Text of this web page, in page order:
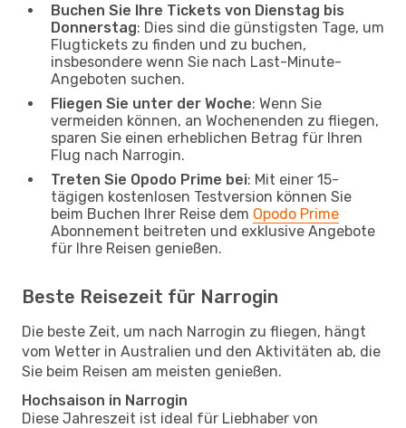
Buchen Sie Ihre Tickets von Dienstag bis
Donnerstag: Dies sind die günstigsten Tage, um
Flugtickets zu finden und zu buchen,
insbesondere wenn Sie nach Last-Minute-
Angeboten suchen.
Fliegen Sie unter der Woche: Wenn Sie
vermeiden können, an Wochenenden zu fliegen,
sparen Sie einen erheblichen Betrag für Ihren
Flug nach Narrogin.
Treten Sie Opodo Prime bei: Mit einer 15-
tägigen kostenlosen Testversion können Sie
beim Buchen Ihrer Reise dem Opodo Prime
Abonnement beitreten und exklusive Angebote
für Ihre Reisen genießen.
Beste Reisezeit für Narrogin
Die beste Zeit, um nach Narrogin zu fliegen, hängt
vom Wetter in Australien und den Aktivitäten ab, die
Sie beim Reisen am meisten genießen.
Hochsaison in Narrogin
Diese Jahreszeit ist ideal für Liebhaber von